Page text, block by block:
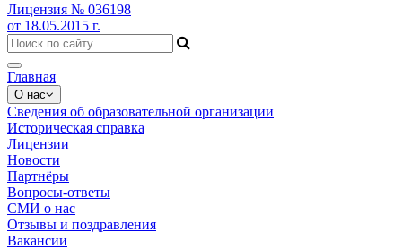
Лицензия № 036198
от 18.05.2015 г.
Toggle
navigation
Главная
О нас
Сведения об образовательной организации
Историческая справка
Лицензии
Новости
Партнёры
Вопросы-ответы
СМИ о нас
Отзывы и поздравления
Вакансии